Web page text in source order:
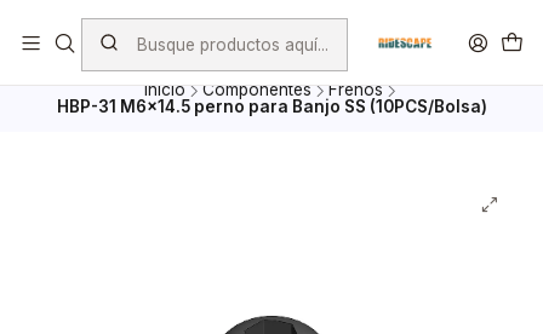
Envio Gratis por compras superiores a $ 100.000.- excepto
Bicicletas, porta Bicicletas y Mayoristas
Inicio Componentes
Frenos
HBP-31 M6x14.5 perno para Banjo SS (10PCS/Bolsa)